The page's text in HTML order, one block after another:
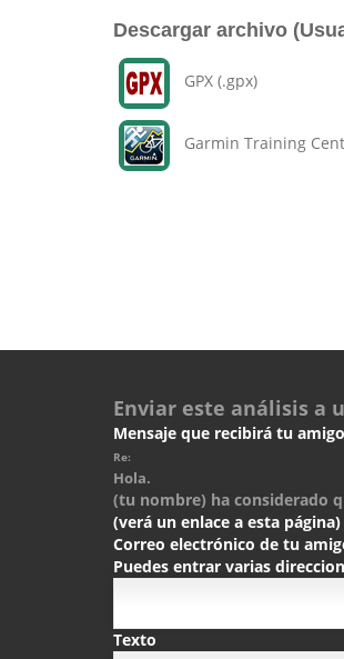
Descargar archivo
GPX (.gpx)
Garmin Training
Enviar este análisis a
Mensaje que recibirá tu
Re:
Hola.
(tu nombre) ha considerado
(verá un enlace a esta página)
Correo electrónico de tu
Puedes entrar varias
Texto